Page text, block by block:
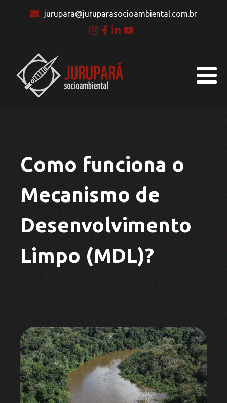
jurupara@juruparasocioambiental.com.br
Como funciona o
Mecanismo de
Desenvolvimento
Limpo (MDL)?